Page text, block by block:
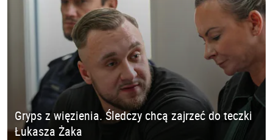
Gryps z więzienia. Śledczy chcą zajrzeć do teczki
Łukasza Żaka